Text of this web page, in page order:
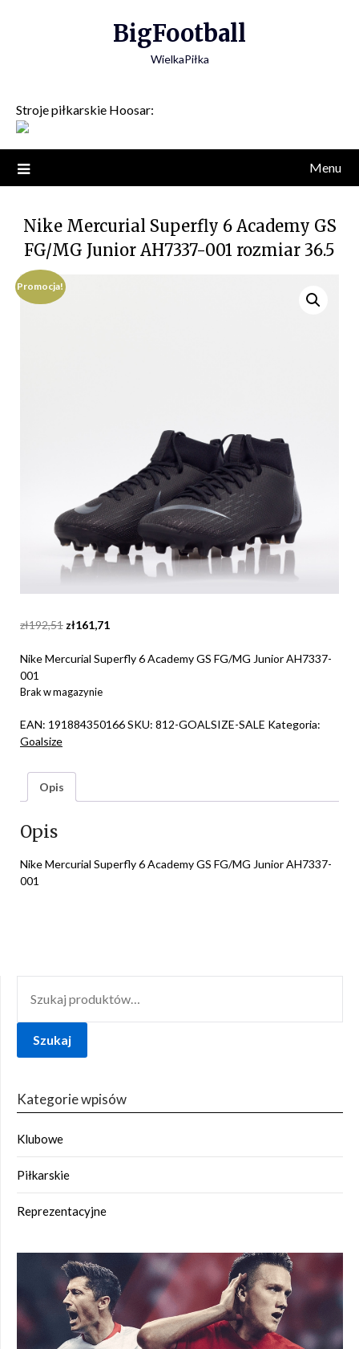
BigFootball
WielkaPiłka
Stroje piłkarskie Hoosar:
Menu
Nike Mercurial Superfly 6 Academy GS
FG/MG Junior AH7337-001 rozmiar 36.5
Promocja!
zł192,51 Original
was:
zł161,71
is:
Nike Mercurial Superfly 6 Academy GS FG/MG Junior AH7337-
001
Brak w magazynie
EAN: 191884350166SKU: 812-GOALSIZE-SALE Kategoria:
Goalsize
Opis
Opis
Nike Mercurial Superfly 6 Academy GS FG/MG Junior AH7337-
001
Szukaj
Kategorie wpisów
Klubowe
Piłkarskie
Reprezentacyjne